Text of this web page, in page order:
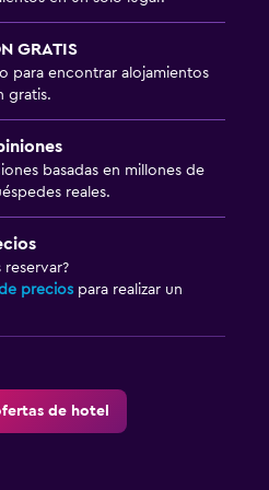
GRATIS
para encontrar alojamientos
gratis.
basadas en millones de
reales.
reservar?
precios para realizar un
de hotel